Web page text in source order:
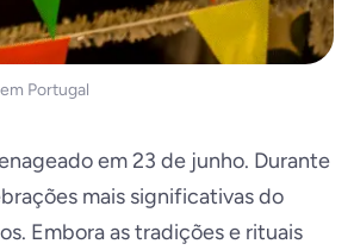
Portugal
em 23 de junho. Durante
mais significativas do
Embora as tradições e rituais